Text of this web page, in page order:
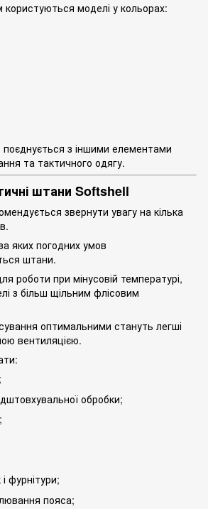
моделі у кольорах:
поєднується з іншими елементами
та тактичного одягу.
штани Softshell
звернути увагу на кілька
яких погодних умов
штани.
роботи при мінусовій температурі,
з більш щільним флісовим
оптимальними стануть легші
вентиляцією.
обробки;
фурнітури;
пояса;